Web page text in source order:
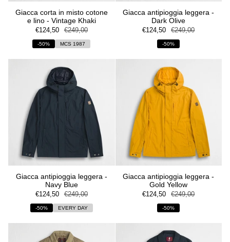
Giacca corta in misto cotone
e lino - Vintage Khaki
€124,50 €249,00
-50% MCS 1987
Giacca antipioggia leggera -
Dark Olive
€124,50 €249,00
-50%
Giacca antipioggia leggera -
Navy Blue
€124,50 €249,00
-50% EVERY DAY
Giacca antipioggia leggera -
Gold Yellow
€124,50 €249,00
-50%